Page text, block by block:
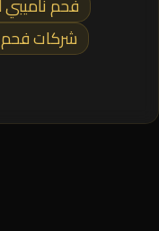
شركات